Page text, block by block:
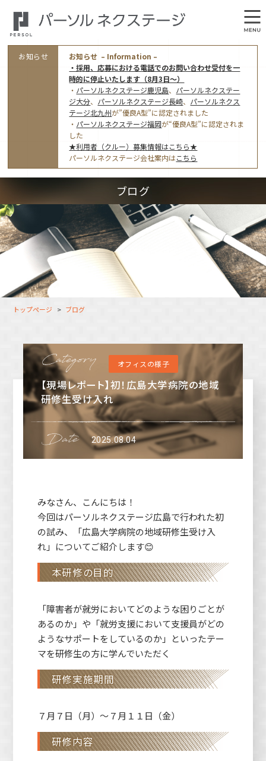
オフィス案内・アクセス
アクセストップ
東京オフィス
福岡オフィス
鹿児島オフィス
大分オフィス
長崎オフィス
福岡コネクトオフィス
松山オフィス
広島オフィス
高松オフィス
事業モデルと仕事内容
ワークスタイル
指定就労継続支援Ａ型事業所にかかる情報公表
採用情報トップ
利用者（クルー）募集
支援スタッフ（タレント） 募集
利用者（クルー）データ
お知らせ
お知らせ – Information –
・採用、応募における電話でのお問い合わせ受付を一
時的に停止いたします（8月3日～）
・ パーソルネクステージ鹿児島、 パーソルネクステー
ジ大分、 パーソルネクステージ長崎、 パーソルネクス
テージ北九州が”優良A型”に認定されました
・ パーソルネクステージ福岡が“優良A型”に認定されま
した
★利用者（クルー）募集情報はこちら★
パーソルネクステージ会社案内はこちら
ブログ
トップページ ブログ
オフィスの様子
【現場レポート】初！広島大学病院の地域
研修生受け入れ
2025.08.04
みなさん、こんにちは！
今回はパーソルネクステージ広島で行われた初
の試み、「広島大学病院の地域研修生受け入
れ」についてご紹介します😊
本研修の目的
「障害者が就労においてどのような困りごとが
あるのか」や「就労支援において支援員がどの
ようなサポートをしているのか」といったテー
マを研修生の方に学んでいただく
研修実施期間
７月７日（月）～７月１１日（金）
研修内容